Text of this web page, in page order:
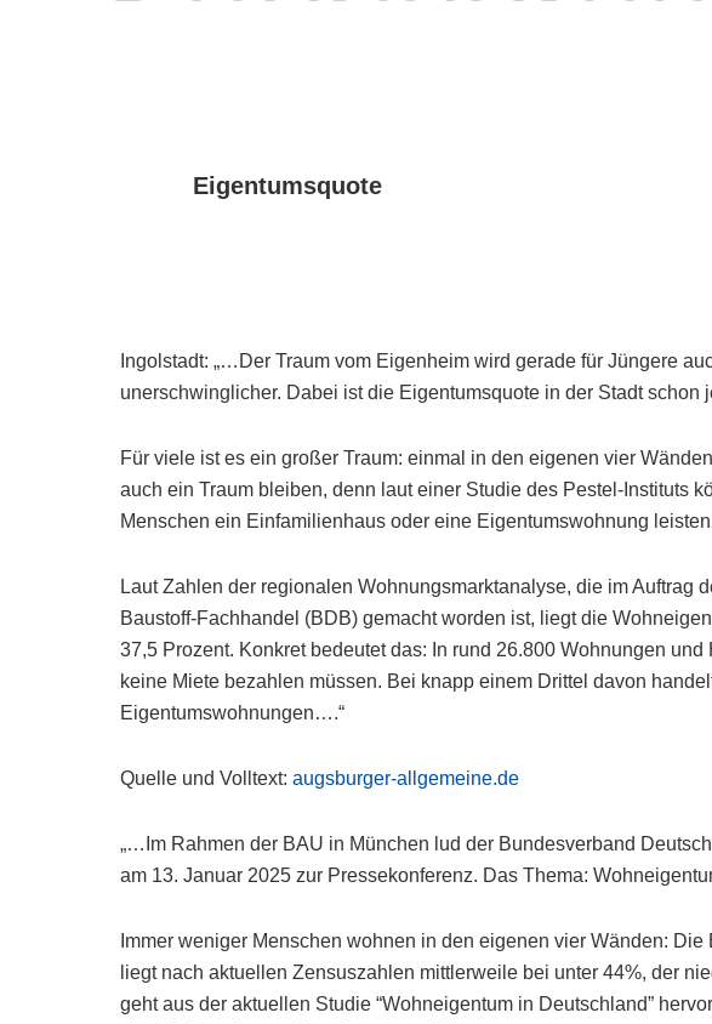
Eigentumsquote
Ingolstadt: „…Der Traum vom Eigenheim wird gerade für Jüngere
unerschwinglicher. Dabei ist die Eigentumsquote in der Stadt schon
Für viele ist es ein großer Traum: einmal in den eigenen vier
auch ein Traum bleiben, denn laut einer Studie des Pestel-Instituts
Menschen ein Einfamilienhaus oder eine Eigentumswohnung
Laut Zahlen der regionalen Wohnungsmarktanalyse, die im Auftrag
Baustoff-Fachhandel (BDB) gemacht worden ist, liegt die
37,5 Prozent. Konkret bedeutet das: In rund 26.800 Wohnungen
keine Miete bezahlen müssen. Bei knapp einem Drittel davon
Eigentumswohnungen….“
Quelle und Volltext:augsburger-allgemeine.de
„…Im Rahmen der BAU in München lud der Bundesverband
am 13. Januar 2025 zur Pressekonferenz. Das Thema:
Immer weniger Menschen wohnen in den eigenen vier Wänden:
liegt nach aktuellen Zensuszahlen mittlerweile bei unter 44%, der
geht aus der aktuellen Studie “Wohneigentum in Deutschland”